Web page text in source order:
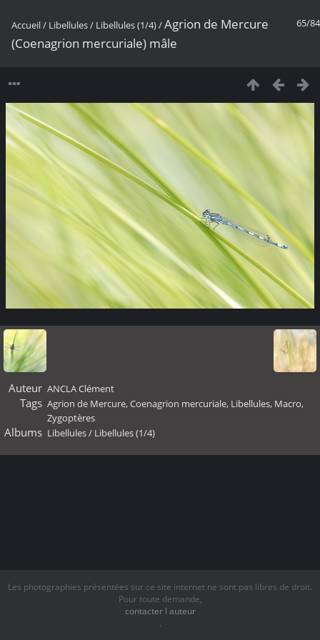
65/84
Accueil/ Libellules/ Libellules (1/4)/Agrion de Mercure
(Coenagrion mercuriale) mâle
Auteur ANCLA Clément
Tags Agrion de Mercure,Coenagrion mercuriale, Libellules, Macro,
Zygoptères
Albums Libellules/ Libellules (1/4)
Les photographies présentées sur ce site internet ne sont pas libres de droit.
Pour toute demande,
contacter l auteur
.